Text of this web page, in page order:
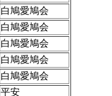
白鳩愛鳩会
白鳩愛鳩会
白鳩愛鳩会
白鳩愛鳩会
白鳩愛鳩会
平安